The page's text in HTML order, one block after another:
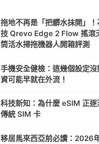
拖地不再是「把髒水抹開」！
技 Qrevo Edge 2 Flow 搖滾
筒活水掃拖機器人開箱評測
手機安全健檢：這幾個設定沒
資可能早就在外流！
科技新知：為什麼 eSIM 正逐
傳統 SIM 卡
移居馬來西亞前必讀：2026